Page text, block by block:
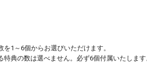
1～6個からお選びいただけます。
典の数は選べません。必ず6個付属いたします